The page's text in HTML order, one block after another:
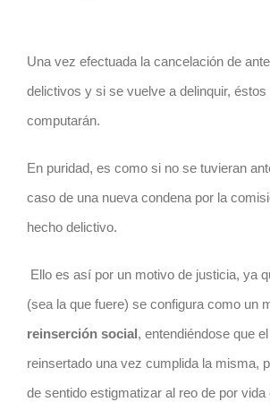
Una vez efectuada la cancelación de
delictivos y si se vuelve a delinquir, éstos
computarán.
En puridad, es como si no se tuvieran
caso de una nueva condena por la
hecho delictivo.
Ello es así por un motivo de justicia, ya
(sea la que fuere) se configura como un
reinserción social , entendiéndose que
reinsertado una vez cumplida la misma,
de sentido estigmatizar al reo de por